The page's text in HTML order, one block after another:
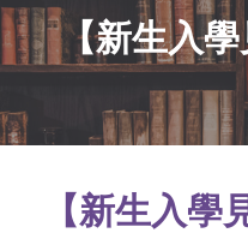
【新生入
【新生入學